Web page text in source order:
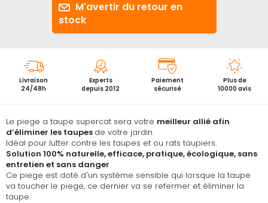
Le piege a taupe supercat sera votre meilleur allié afin
d’éliminer les taupes de votre jardin.
Idéal pour lutter contre les taupes et ou rats taupiers.
Solution 100% naturelle, efficace, pratique, écologique, sans
entretien et sans danger.
Ce piege est doté d'un système sensible qui lorsque la taupe
va toucher le piege, ce dernier va se refermer et éliminer la
taupe.
M'avertir du retour en
stock
Livraison
24/48h
Experts
depuis 2012
Paiement
sécurisé
Plus de
10000 avis